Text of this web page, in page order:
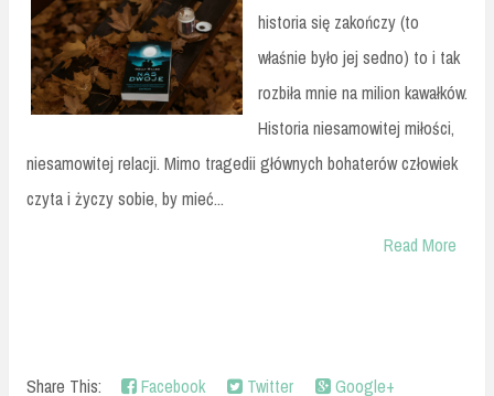
historia się zakończy (to
właśnie było jej sedno) to i tak
rozbiła mnie na milion kawałków.
Historia niesamowitej miłości,
niesamowitej relacji. Mimo tragedii głównych bohaterów człowiek
czyta i życzy sobie, by mieć...
Read More
Share This: Facebook Twitter
Google+